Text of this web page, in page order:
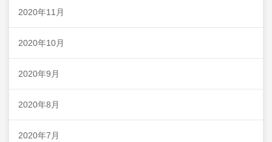
2020年11月
2020年10月
2020年9月
2020年8月
2020年7月